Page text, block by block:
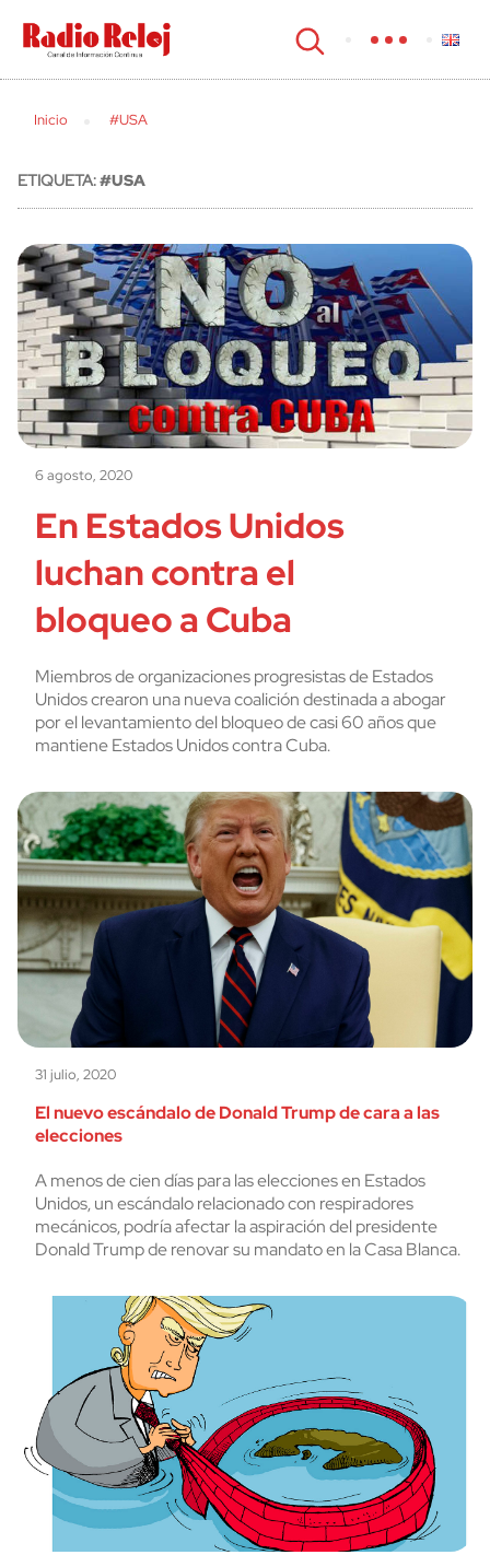
cerrar
Inicio #USA
ETIQUETA:#USA
6 agosto, 2020
En Estados Unidos
luchan contra el
bloqueo a Cuba
Miembros de organizaciones progresistas de Estados
Unidos crearon una nueva coalición destinada a abogar
por el levantamiento del bloqueo de casi 60 años que
mantiene Estados Unidos contra Cuba.
31 julio, 2020
El nuevo escándalo de Donald Trump de cara a las
elecciones
A menos de cien días para las elecciones en Estados
Unidos, un escándalo relacionado con respiradores
mecánicos, podría afectar la aspiración del presidente
Donald Trump de renovar su mandato en la Casa Blanca.